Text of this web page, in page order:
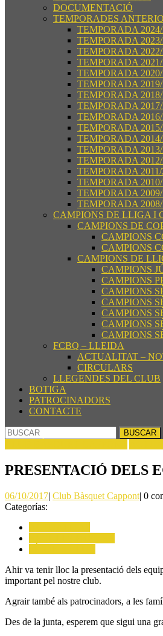
DOCUMENTACIÓ
TEMPORADES
TEMPORADA
TEMPORADA
TEMPORADA
TEMPORADA 2021/
TEMPORADA 2020/
TEMPORADA
TEMPORADA
TEMPORADA
TEMPORADA
TEMPORADA
TEMPORADA
TEMPORADA
TEMPORADA
TEMPORADA 2011/
TEMPORADA 2010/
TEMPORADA
TEMPORADA
CAMPIONS DE LLIGA I
CAMPIONS DE
CAMPIONS
CAMPIONS
CAMPIONS DE
CAMPIONS
CAMPIONS
CAMPIONS
CAMPIONS
CAMPIONS
CAMPIONS
CAMPIONS
FCBQ – LLEIDA
ACTUALITAT –
CIRCULARS
LLEGENDES DEL CLUB
BOTIGA
PATROCINADORS
CONTACTE
BOTÓN
DE
CIERRE
Buscar:
PRESENTACIÓ DELS
06/10/201706/10/2017
| Club Bàsquet CappontClub
| 0
Categorías:
Ahir va tenir lloc la presentació dels
important pel nostre club.
Agrair també als patrocinadors, a les
Des de la junta, esperem que sigui una